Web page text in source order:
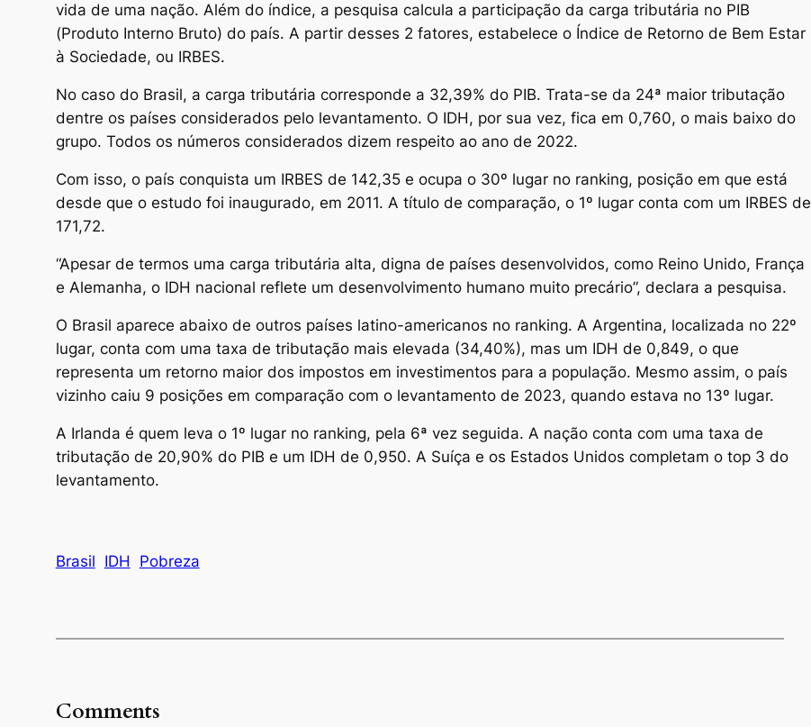
vida de uma nação. Além do índice, a pesquisa calcula a participação da carga tributária no PIB
(Produto Interno Bruto) do país. A partir desses 2 fatores, estabelece o Índice de Retorno de Bem Estar
à Sociedade, ou IRBES.
No caso do Brasil, a carga tributária corresponde a 32,39% do PIB. Trata-se da 24ª maior tributação
dentre os países considerados pelo levantamento. O IDH, por sua vez, fica em 0,760, o mais baixo do
grupo. Todos os números considerados dizem respeito ao ano de 2022.
Com isso, o país conquista um IRBES de 142,35 e ocupa o 30º lugar no ranking, posição em que está
desde que o estudo foi inaugurado, em 2011. A título de comparação, o 1º lugar conta com um IRBES de
171,72.
“Apesar de termos uma carga tributária alta, digna de países desenvolvidos, como Reino Unido, França
e Alemanha, o IDH nacional reflete um desenvolvimento humano muito precário”, declara a pesquisa.
O Brasil aparece abaixo de outros países latino-americanos no ranking. A Argentina, localizada no 22º
lugar, conta com uma taxa de tributação mais elevada (34,40%), mas um IDH de 0,849, o que
representa um retorno maior dos impostos em investimentos para a população. Mesmo assim, o país
vizinho caiu 9 posições em comparação com o levantamento de 2023, quando estava no 13º lugar.
A Irlanda é quem leva o 1º lugar no ranking, pela 6ª vez seguida. A nação conta com uma taxa de
tributação de 20,90% do PIB e um IDH de 0,950. A Suíça e os Estados Unidos completam o top 3 do
levantamento.
Brasil IDH Pobreza
Comments